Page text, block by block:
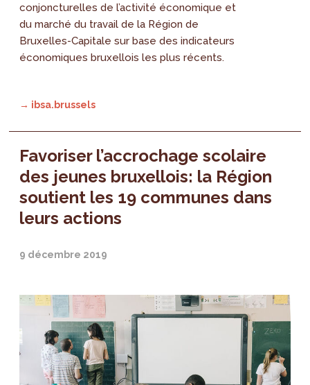
conjoncturelles de l’activité économique et
du marché du travail de la Région de
Bruxelles-Capitale sur base des indicateurs
économiques bruxellois les plus récents.
→ ibsa.brussels
Favoriser l’accrochage scolaire
des jeunes bruxellois: la Région
soutient les 19 communes dans
leurs actions
9 décembre 2019